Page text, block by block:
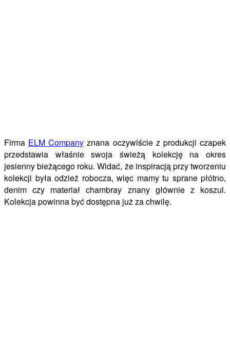
Firma ELM Company znana oczywiście z produkcji czapek
przedstawia właśnie swoja świeżą kolekcję na okres
jesienny bieżącego roku. Widać, że inspiracją przy tworzeniu
kolekcji była odzież robocza, więc mamy tu sprane płótno,
denim czy materiał chambray znany głównie z koszul.
Kolekcja powinna być dostępna już za chwilę.